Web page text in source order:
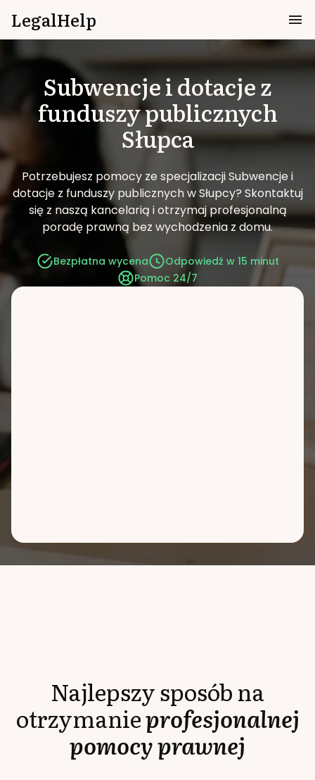
LegalHelp
Subwencje i dotacje z
funduszy publicznych
Słupca
Potrzebujesz pomocy ze specjalizacji Subwencje i
dotacje z funduszy publicznych w Słupcy? Skontaktuj
się z naszą kancelarią i otrzymaj profesjonalną
poradę prawną bez wychodzenia z domu.
Bezpłatna wycena
Odpowiedź w 15 minut
Pomoc 24/7
Najlepszy sposób na
otrzymanieprofesjonalnej
pomocy prawnej